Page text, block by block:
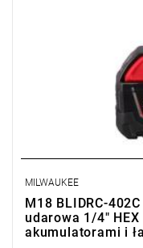
MILWAUKEE
M18 BLIDRC-
udarowa 1/4"
akumulatorami i